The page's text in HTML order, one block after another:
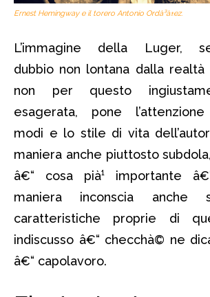
Ernest Hemingway e il torero Antonio Ordà³à±ez.
L’immagine della Luger,
dubbio non lontana dalla
non per questo
esagerata, pone
modi e lo stile di vita
maniera anche piuttosto
â€“ cosa pià¹ importante
maniera inconscia anche
caratteristiche proprie di
indiscusso â€“ checchà© ne
â€“ capolavoro.